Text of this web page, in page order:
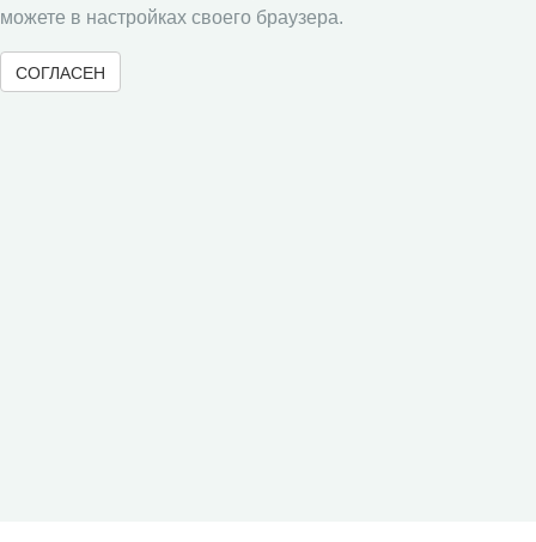
Социальное пространство
Юный экономист
АгроЗооТехника
можете в настройках своего браузера.
СОГЛАСЕН